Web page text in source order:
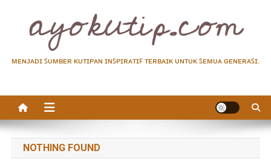
ᴍᴇɴᴊᴀᴅɪ ꜱᴜᴍʙᴇʀ ᴋᴜᴛɪᴘᴀɴ ɪɴꜱᴘɪʀᴀᴛɪꜰ ᴛᴇʀʙᴀɪᴋ ᴜɴᴛᴜᴋ ꜱᴇᴍᴜᴀ ɢᴇɴᴇʀᴀꜱɪ.
NOTHING FOUND